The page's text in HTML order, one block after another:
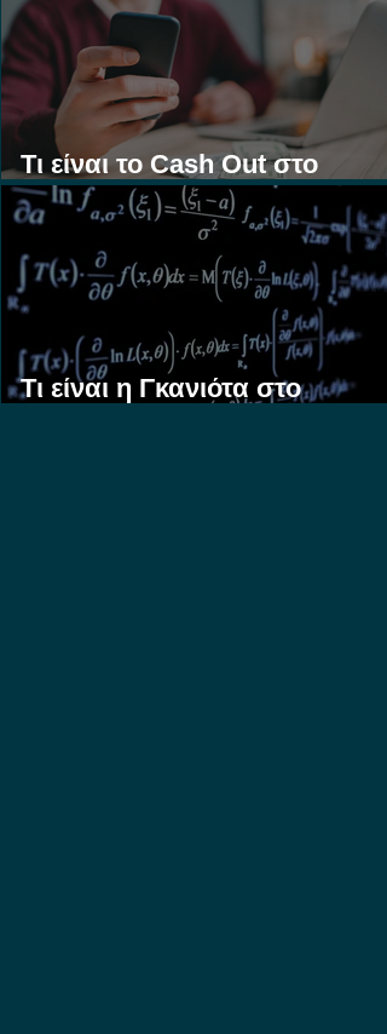
Τι είναι το Cash Out στο
Στοίχημα;
Τι είναι η Γκανιότα στο